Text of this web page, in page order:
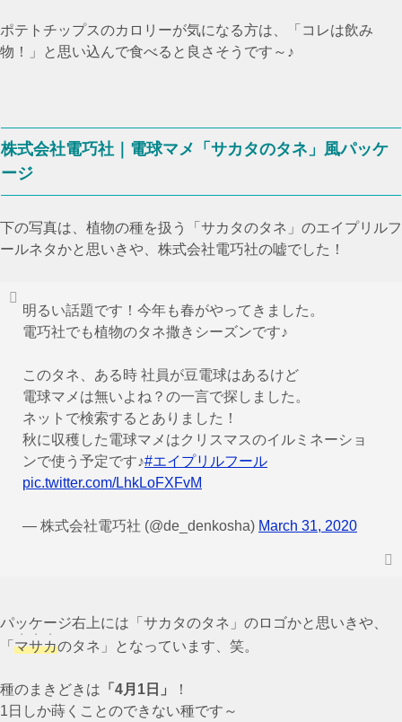
ポテトチップスのカロリーが気になる方は、「コレは飲み
物！」と思い込んで食べると良さそうです～♪
株式会社電巧社｜電球マメ「サカタのタネ」風パッケ
ージ
下の写真は、植物の種を扱う「サカタのタネ」のエイプリルフ
ールネタかと思いきや、株式会社電巧社の嘘でした！
明るい話題です！今年も春がやってきました。
電巧社でも植物のタネ撒きシーズンです♪
このタネ、ある時 社員が豆電球はあるけど
電球マメは無いよね？の一言で探しました。
ネットで検索するとありました！
秋に収穫した電球マメはクリスマスのイルミネーショ
ンで使う予定です♪#エイプリルフール
pic.twitter.com/LhkLoFXFvM
— 株式会社電巧社 (@de_denkosha) March 31, 2020
パッケージ右上には「サカタのタネ」のロゴかと思いきや、
「 マサカ
・・・
のタネ」となっています、笑。
種のまきどきは 「4月1日」
！
1日しか蒔くことのできない種です～